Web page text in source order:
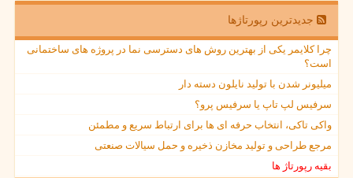
جدیدترین رپورتاژها
چرا کلایمر یکی از بهترین روش های دسترسی نما در پروژه های ساختمانی
است؟
میلیونر شدن با تولید نایلون دسته دار
سرفیس لپ تاپ یا سرفیس پرو؟
واکی تاکی، انتخاب حرفه ای ها برای ارتباط سریع و مطمئن
مرجع طراحی و تولید مخازن ذخیره و حمل سیالات صنعتی
بقیه رپورتاژ ها